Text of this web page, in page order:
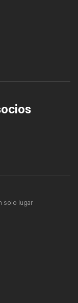
solo lugar